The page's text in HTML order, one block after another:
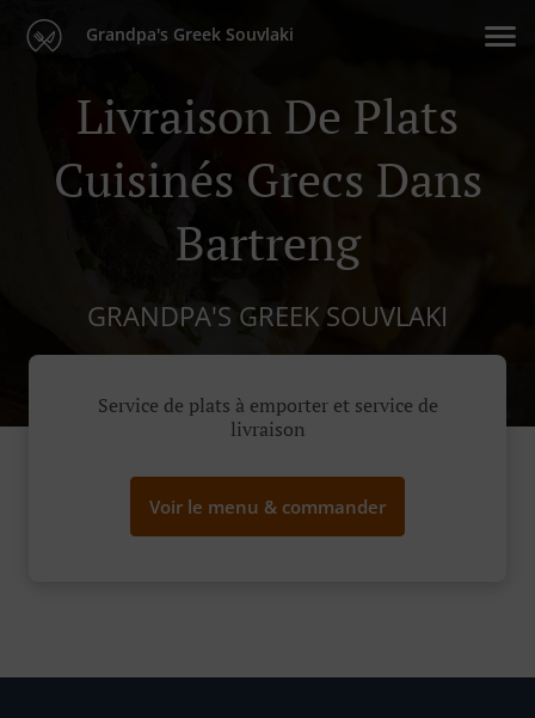
Grandpa's Greek Souvlaki
Livraison De Plats
Cuisinés Grecs Dans
Bartreng
GRANDPA'S GREEK SOUVLAKI
Service de plats à emporter et service de
livraison
Voir le menu & commander